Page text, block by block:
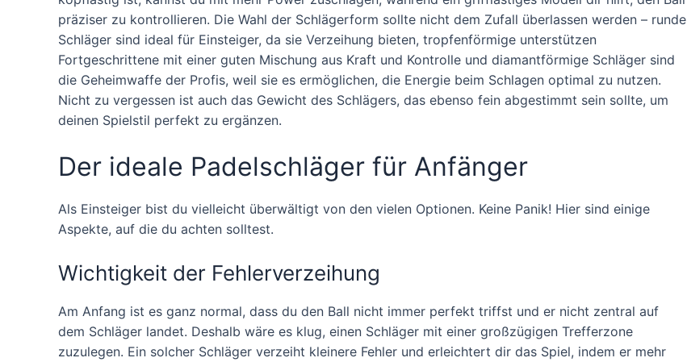
präziser zu kontrollieren. Die Wahl der Schlägerform sollte nicht dem Zufall überlassen werden – runde
Schläger sind ideal für Einsteiger, da sie Verzeihung bieten, tropfenförmige unterstützen
Fortgeschrittene mit einer guten Mischung aus Kraft und Kontrolle und diamantförmige Schläger sind
die Geheimwaffe der Profis, weil sie es ermöglichen, die Energie beim Schlagen optimal zu nutzen.
Nicht zu vergessen ist auch das Gewicht des Schlägers, das ebenso fein abgestimmt sein sollte, um
deinen Spielstil perfekt zu ergänzen.
Der ideale Padelschläger für Anfänger
Als Einsteiger bist du vielleicht überwältigt von den vielen Optionen. Keine Panik! Hier sind einige
Aspekte, auf die du achten solltest.
Wichtigkeit der Fehlerverzeihung
Am Anfang ist es ganz normal, dass du den Ball nicht immer perfekt triffst und er nicht zentral auf
dem Schläger landet. Deshalb wäre es klug, einen Schläger mit einer großzügigen Trefferzone
zuzulegen. Ein solcher Schläger verzeiht kleinere Fehler und erleichtert dir das Spiel, indem er mehr